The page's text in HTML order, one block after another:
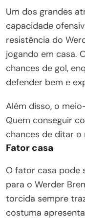
Um dos grandes
capacidade
resistência do
jogando em casa.
chances de gol,
defender bem e
Além disso, o
Quem conseguir
chances de ditar
Fator casa
O fator casa pode
para o Werder
torcida sempre
costuma